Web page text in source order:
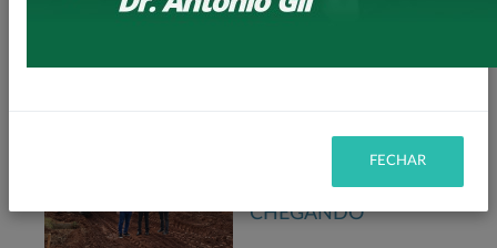
CASAS POPULARES
Secretaria de Planejamento
MAIS ASFALTO
CHEGANDO
FECHAR